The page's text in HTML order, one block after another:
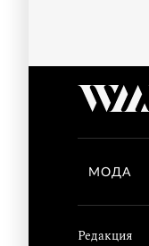
МОДА
Редакция